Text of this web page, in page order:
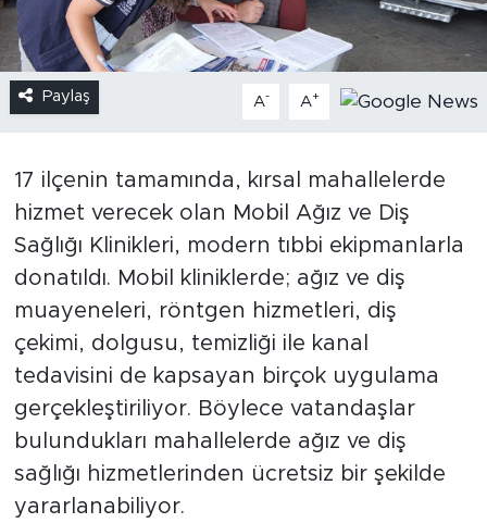
Paylaş A- A+
17 ilçenin tamamında, kırsal mahallelerde
hizmet verecek olan Mobil Ağız ve Diş
Sağlığı Klinikleri, modern tıbbi ekipmanlarla
donatıldı. Mobil kliniklerde; ağız ve diş
muayeneleri, röntgen hizmetleri, diş
çekimi, dolgusu, temizliği ile kanal
tedavisini de kapsayan birçok uygulama
gerçekleştiriliyor. Böylece vatandaşlar
bulundukları mahallelerde ağız ve diş
sağlığı hizmetlerinden ücretsiz bir şekilde
yararlanabiliyor.